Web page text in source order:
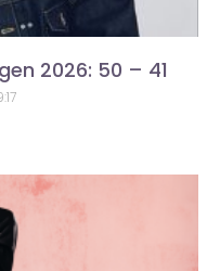
2026: 50 – 41